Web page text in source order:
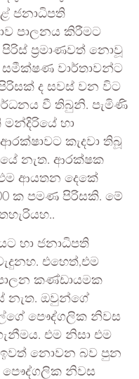
ජනාධිපති
පාලනය කිරීමට
ප්‍රමාණවත් නොවූ
සමීක්ෂණ වාර්තාවන්ට
ද සවස් වන විට
වී තිබුනි. පැමිණි
මන්දිරියේ හා
කැදවා තිබූ
නැත. ආරක්ෂක
ආයතන දෙකේ
ක පමණ පිරිසකි. මේ
හා ජනාධිපති
එහෙත්,එම
කණ්ඩායමක
නැත. ඔවුන්ගේ
පෞද්ගලික නිවස
එම නිසා එම
ඉවත් නොවන බව පුන
පෞද්ගලික නිවස